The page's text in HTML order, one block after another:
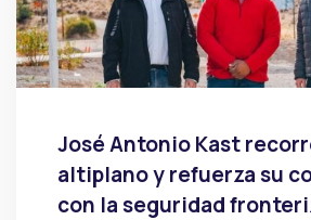
José Antonio Kast
altiplano y refuerza su
con la seguridad